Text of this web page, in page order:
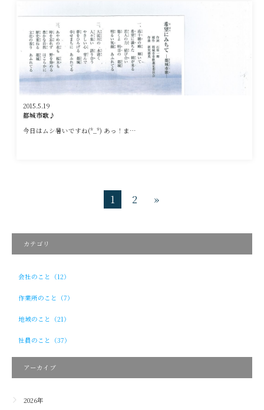
2015.5.19
都城市歌♪
今日はムシ暑いですね(*_*) あっ！ま…
1 2 »
カテゴリ
会社のこと（12）
作業所のこと（7）
地域のこと（21）
社員のこと（37）
アーカイブ
2026年